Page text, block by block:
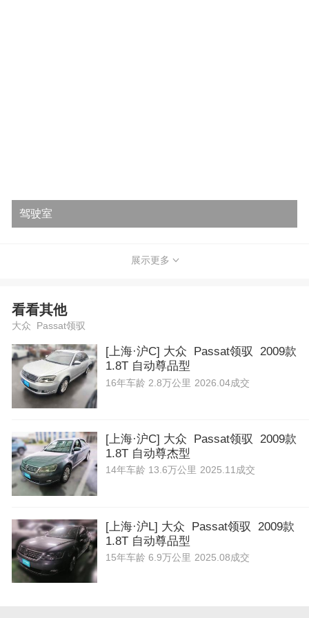
驾驶室
展示更多
看看其他
大众 Passat领驭
[上海·沪C] 大众 Passat领驭 2009款
1.8T 自动尊品型
16年车龄 2.8万公里 2026.04成交
[上海·沪C] 大众 Passat领驭 2009款
1.8T 自动尊杰型
14年车龄 13.6万公里 2025.11成交
[上海·沪L] 大众 Passat领驭 2009款
1.8T 自动尊品型
15年车龄 6.9万公里 2025.08成交